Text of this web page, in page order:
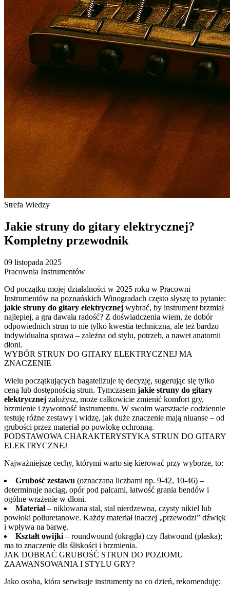
Strefa Wiedzy
Jakie struny do gitary elektrycznej?
Kompletny przewodnik
09 listopada 2025
Pracownia Instrumentów
Od początku mojej działalności w 2025 roku w Pracowni
Instrumentów na poznańskich Winogradach często słyszę to pytanie:
jakie struny do gitary elektrycznej wybrać, by instrument brzmiał
najlepiej, a gra dawała radość? Z doświadczenia wiem, że dobór
odpowiednich strun to nie tylko kwestia techniczna, ale też bardzo
indywidualna sprawa – zależna od stylu, potrzeb, a nawet anatomii
dłoni.
WYBÓR STRUN DO GITARY ELEKTRYCZNEJ MA
ZNACZENIE
Wielu początkujących bagatelizuje tę decyzję, sugerując się tylko
ceną lub dostępnością strun. Tymczasem jakie struny do gitary
elektrycznej założysz, może całkowicie zmienić komfort gry,
brzmienie i żywotność instrumentu. W swoim warsztacie codziennie
testuję różne zestawy i widzę, jak duże znaczenie mają niuanse – od
grubości przez materiał po powłokę ochronną.
PODSTAWOWA CHARAKTERYSTYKA STRUN DO GITARY
ELEKTRYCZNEJ
Najważniejsze cechy, którymi warto się kierować przy wyborze, to:
Grubość zestawu (oznaczana liczbami np. 9-42, 10-46) –
determinuje naciąg, opór pod palcami, łatwość grania bendów i
ogólne wrażenie w dłoni.
Materiał– niklowana stal, stal nierdzewna, czysty nikiel lub
powłoki poliuretanowe. Każdy materiał inaczej „przewodzi” dźwięk
i wpływa na barwę.
Kształt owijki – roundwound (okrągła) czy flatwound (płaska);
ma to znaczenie dla śliskości i brzmienia.
JAK DOBRAĆ GRUBOŚĆ STRUN DO POZIOMU
ZAAWANSOWANIA I STYLU GRY?
Jako osoba, która serwisuje instrumenty na co dzień, rekomenduję: